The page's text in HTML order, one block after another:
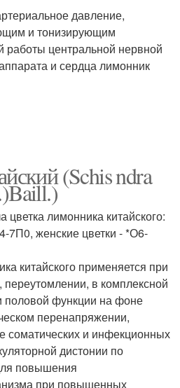
давление,
и тонизирующим
центральной нервной
и сердца лимонник
(Schis ndra
лимонника китайского:
7П0, женские цветки - *О6-
китайского применяется при
в комплексной
половой функции на фоне
перенапряжении,
соматических и инфекционных
дистонии по
повышения
при повышенных